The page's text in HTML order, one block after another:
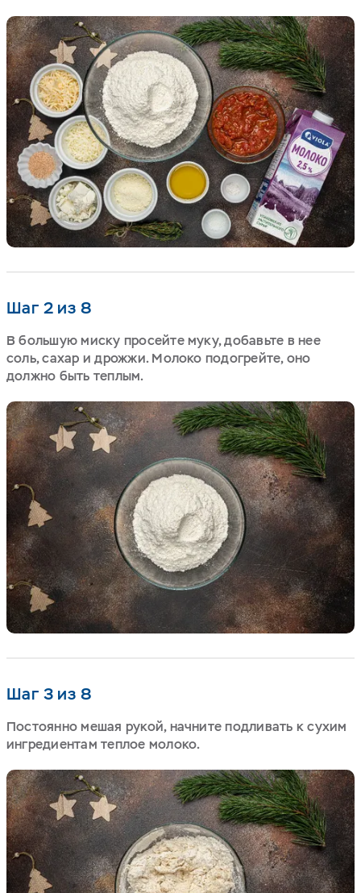
Шаг 2 из 8
В большую миску просейте муку, добавьте в нее
соль, сахар и дрожжи. Молоко подогрейте, оно
должно быть теплым.
Шаг 3 из 8
Постоянно мешая рукой, начните подливать к сухим
ингредиентам теплое молоко.